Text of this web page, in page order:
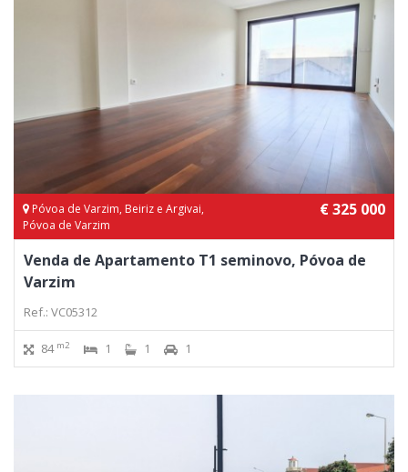
Póvoa de Varzim, Beiriz e Argivai,
Póvoa de Varzim
€ 325 000
Venda de Apartamento T1 seminovo, Póvoa de
Varzim
Ref.: VC05312
84 m2 1 1 1